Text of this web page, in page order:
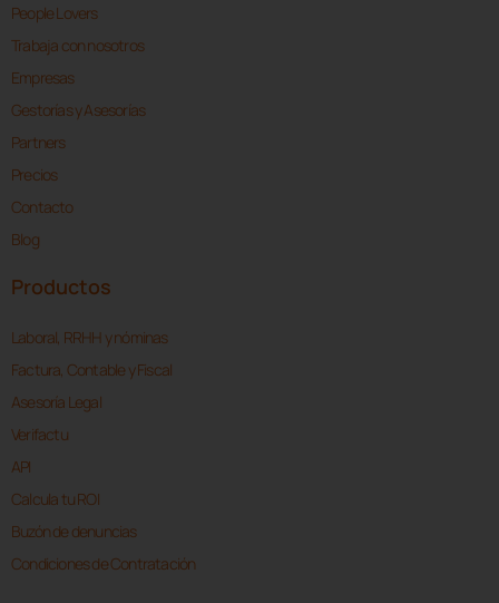
People Lovers
Trabaja con nosotros
Empresas
Gestorías y Asesorías
Partners
Precios
Contacto
Blog
Productos
Laboral, RRHH y nóminas
Factura, Contable y Fiscal
Asesoría Legal
Verifactu
API
Calcula tu ROI
Buzón de denuncias
Condiciones de Contratación